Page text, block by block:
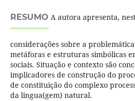
RESUMO A autora apresenta,
considerações sobre a
metáforas e estruturas simbólicas
sociais. Situação e contexto são
implicadores de construção do
de constituição do complexo
da lingua(gem) natural.